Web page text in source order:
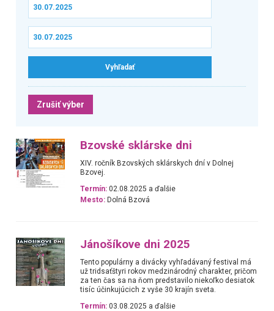
Zrušiť výber
Bzovské sklárske dni
XIV. ročník Bzovských sklárskych dní v Dolnej
Bzovej.
Termín: 02.08.2025 a ďalšie
Mesto: Dolná Bzová
Jánošíkove dni 2025
Tento populárny a divácky vyhľadávaný festival má
už tridsaťštyri rokov medzinárodný charakter, pričom
za ten čas sa na ňom predstavilo niekoľko desiatok
tisíc účinkujúcich z vyše 30 krajín sveta.
Termín: 03.08.2025 a ďalšie